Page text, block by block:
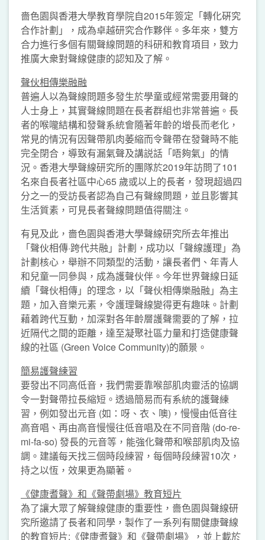
嗇色園與香港大學教育學院自2015年簽定「轉化硏究
合作計劃」，成為卓越研究合作夥伴。多年來，雙方
合力進行多個有關聲線問題的科研和教育項目，致力
推廣大衆對聲線健康的認知及了解。
聲伙相傳樂融融
普遍人以為聲線問題多發生於學童或經常需要用聲的
人士身上，其實聲線問題在長者群組也非常普遍。長
者的喉嚨結構和發聲系統會隨著年齡的增長而老化，
常見的情況有因聲帶肌肉萎縮而令聲帶在發聲時不能
完全閉合，導致有漏氣聲及講説話「唔夠氣」的情
況。香港大學聲線研究所的團隊於2019年訪問了101
名來自長者社區中心65 歲或以上的長者，發現超過四
分之一的受訪長者認為自己有聲線問題，並且影響其
生活質素，可見長者聲線問題值得關注。
有見及此，嗇色園與香港大學聲線研究所去年推出
「聲伙相傳·跨代共融」計劃，成功以「聲線護理」為
計劃核心，舉辦不同類型的活動，讓長者們、年青人
和兒童一同參與，成為護聲伙伴。今年世界聲線日延
續「聲伙相傳」的理念，以「聲伙相傳樂融融」為主
題，加入音樂元素，令護理聲線變得更有趣味。計劃
藉着跨代互動，加深對各年齡層護聲需要的了解，拉
近隔代之間的距離，達至凝聚社區力量和打造健康聲
線的社區 (Green Voice Community)的願景。
簡易護聲練習
要發出不同高低音，我們需要靠喉部肌肉靈活的協調
令一對聲帶拉長縮短。透過簡易而有系統的護聲練
習，例如發出元音 (如：呀、衣、噢)，慢慢由低音往
高音唱、再由高音慢慢往低音唱及在不同音階 (do-re-
mi-fa-so) 發長的元音等，能強化聲帶和喉部肌肉及協
調。建議每天找三個時段練習，每個時段練習10次，
持之以恆，效果更為顯著。
《健康耆聲》 和 《聲帶劇場》 教育短片
為了讓大眾了解聲線健康的重要性，嗇色園與聲線研
究所邀請了長者和同學，製作了一系列有關健康聲線
的教育短片:《健康耆聲》和《聲帶劇場》，並上載於